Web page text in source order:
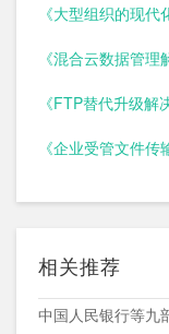
《大型组织的现代
《混合云数据管理
《FTP替代升级解
《企业受管文件传
相关推荐